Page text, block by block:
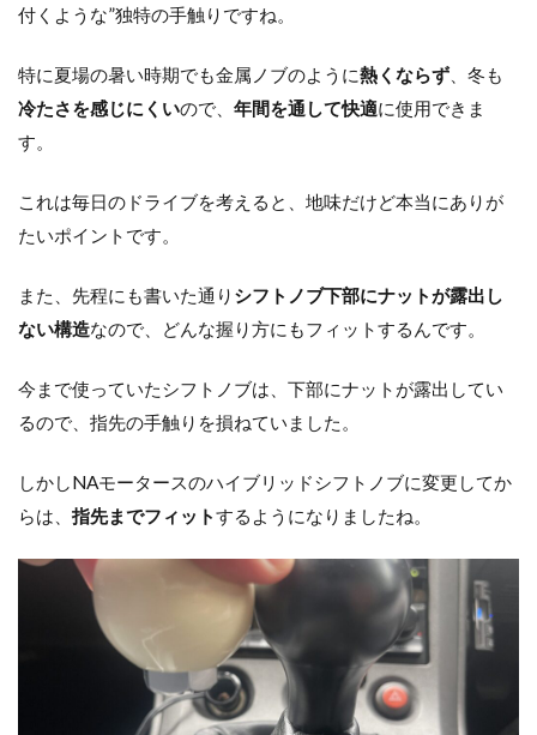
付くような”独特の手触りですね。
特に夏場の暑い時期でも金属ノブのように熱くならず 、冬も
冷たさを感じにくいので、 年間を通して快適に使用できま
す。
これは毎日のドライブを考えると、地味だけど本当にありが
たいポイントです。
また、先程にも書いた通り シフトノブ下部にナットが露出し
ない構造なので、どんな握り方にもフィットするんです。
今まで使っていたシフトノブは、下部にナットが露出してい
るので、指先の手触りを損ねていました。
しかしNAモータースのハイブリッドシフトノブに変更してか
らは、 指先までフィットするようになりましたね。